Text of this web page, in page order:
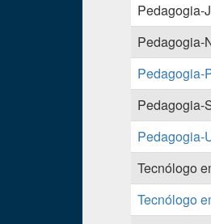
Pedagogia-
Pedagogia-
Pedagogia-
Pedagogia-
Pedagogia-
Tecnólogo
Tecnólogo